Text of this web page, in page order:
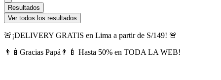
Resultados
Ver todos los resultados
🚨¡DELIVERY GRATIS en Lima a partir de S/149! 🚨
👨‍🍼Gracias Papá👨‍🍼 Hasta 50% en TODA LA WEB!